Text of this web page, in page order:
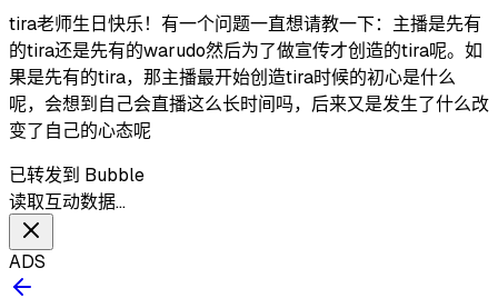
tira老师生日快乐！有一个问题一直想请教一下：主播是先有
的tira还是先有的warudo然后为了做宣传才创造的tira呢。如
果是先有的tira，那主播最开始创造tira时候的初心是什么
呢，会想到自己会直播这么长时间吗，后来又是发生了什么改
变了自己的心态呢
已转发到 Bubble
读取互动数据…
ADS